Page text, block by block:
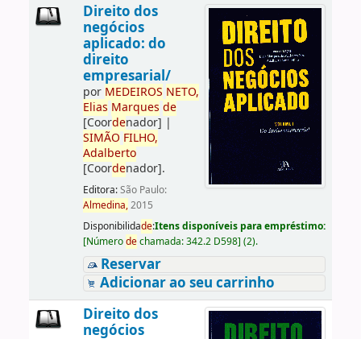
Direito dos
negócios
aplicado: do
direito
empresarial/
por MEDEIROS NETO,
Elias Marques de
[Coordenador] |
SIMÃO FILHO,
Adalberto
[Coordenador].
Editora:São Paulo:
Almedina,2015
Disponibilidade:Itens disponíveis para empréstimo:
[Númerodechamada:342.2 D598] (2).
Reservar
Adicionar ao seu carrinho
Direito dos
negócios